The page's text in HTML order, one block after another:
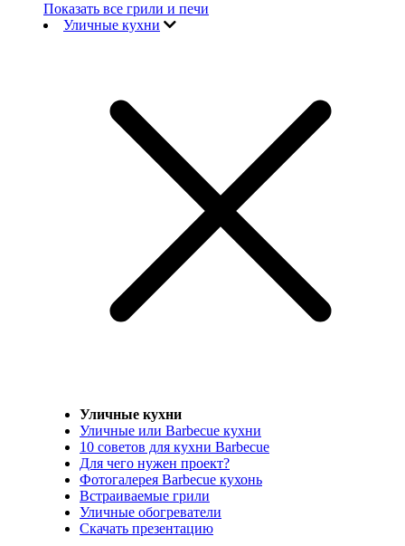
Показать все грили и печи
Уличные кухни
Уличные кухни
Уличные или Barbecue кухни
10 советов для кухни Barbecue
Для чего нужен проект?
Фотогалерея Barbecue кухонь
Встраиваемые грили
Уличные обогреватели
Скачать презентацию